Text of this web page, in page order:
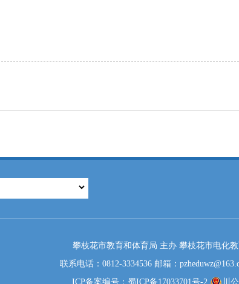
攀枝花市教育和体育局 主办 攀枝花市电化
联系电话：0812-3334536 邮箱：
ICP备案编号：蜀ICP备17033701号-2
川